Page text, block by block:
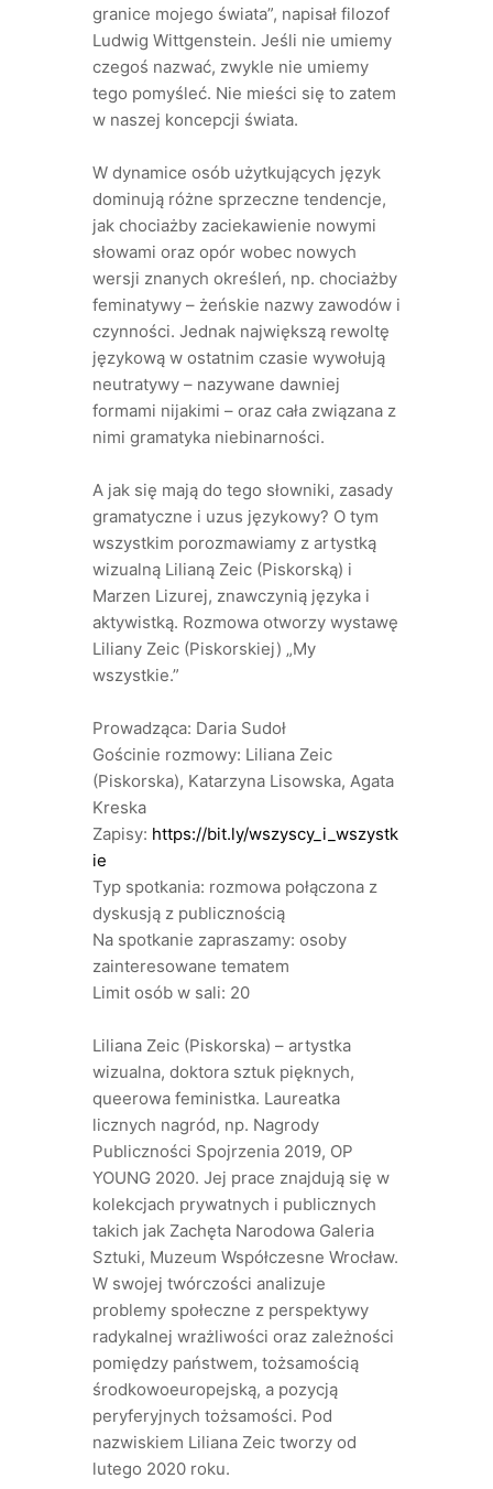
granice mojego świata”, napisał filozof
Ludwig Wittgenstein. Jeśli nie umiemy
czegoś nazwać, zwykle nie umiemy
tego pomyśleć. Nie mieści się to zatem
w naszej koncepcji świata.
W dynamice osób użytkujących język
dominują różne sprzeczne tendencje,
jak chociażby zaciekawienie nowymi
słowami oraz opór wobec nowych
wersji znanych określeń, np. chociażby
feminatywy – żeńskie nazwy zawodów i
czynności. Jednak największą rewoltę
językową w ostatnim czasie wywołują
neutratywy – nazywane dawniej
formami nijakimi – oraz cała związana z
nimi gramatyka niebinarności.
A jak się mają do tego słowniki, zasady
gramatyczne i uzus językowy? O tym
wszystkim porozmawiamy z artystką
wizualną Lilianą Zeic (Piskorską) i
Marzen Lizurej, znawczynią języka i
aktywistką. Rozmowa otworzy wystawę
Liliany Zeic (Piskorskiej) „My
wszystkie.”
Prowadząca: Daria Sudoł
Gościnie rozmowy: Liliana Zeic
(Piskorska), Katarzyna Lisowska, Agata
Kreska
Zapisy: https://bit.ly/wszyscy_i_wszystk
ie
Typ spotkania: rozmowa połączona z
dyskusją z publicznością
Na spotkanie zapraszamy: osoby
zainteresowane tematem
Limit osób w sali: 20
Liliana Zeic (Piskorska) – artystka
wizualna, doktora sztuk pięknych,
queerowa feministka. Laureatka
licznych nagród, np. Nagrody
Publiczności Spojrzenia 2019, OP
YOUNG 2020. Jej prace znajdują się w
kolekcjach prywatnych i publicznych
takich jak Zachęta Narodowa Galeria
Sztuki, Muzeum Współczesne Wrocław.
W swojej twórczości analizuje
problemy społeczne z perspektywy
radykalnej wrażliwości oraz zależności
pomiędzy państwem, tożsamością
środkowoeuropejską, a pozycją
peryferyjnych tożsamości. Pod
nazwiskiem Liliana Zeic tworzy od
lutego 2020 roku.